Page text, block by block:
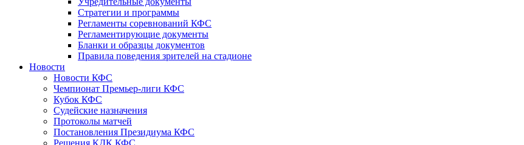
Стратегии и программы
Регламенты соревнований КФС
Регламентирующие документы
Бланки и образцы документов
Правила поведения зрителей на стадионе
Новости
Новости КФС
Чемпионат Премьер-лиги КФС
Кубок КФС
Судейские назначения
Протоколы матчей
Постановления Президиума КФС
Решения КДК КФС